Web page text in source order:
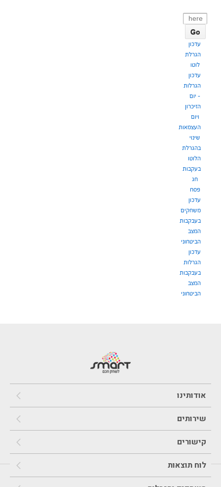
Search
עדכון
הגרלת
לוטו
עדכון
הגרלות
– יום
הזיכרון
ויום
העצמאות
שינוי
בהגרלת
הלוטו
בעקבות
חג
פסח
עדכון
משחקים
בעבקבות
המצב
הביטחוני
עדכון
הגרלות
בעבקבות
המצב
הביטחוני
אודותינו
שירותים
קישורים
לוח תוצאות